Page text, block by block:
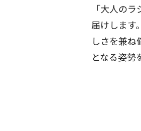
「大人の
届けします
しさを兼
となる姿勢